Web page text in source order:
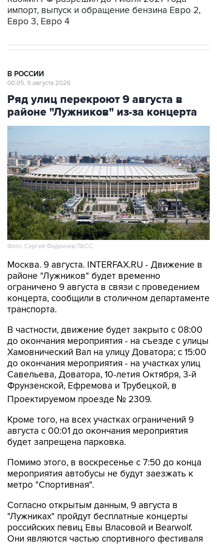
Ряд улиц перекроют 9 августа в
районе "Лужников" из-за концерта
Фото: Сергей Фадеичев/ТАСС
Москва. 9 августа. INTERFAX.RU - Движение в
ограничено 9 августа в связи с проведением
концерта, сообщили в столичном департаменте
транспорта.
В частности, движение будет закрыто с 08:00
Хамовнический Вал на улицу Доватора; с 15:00
до окончания мероприятия - на участках улиц
Савельева, Доватора, 10-летия Октября, 3-й
Фрунзенской, Ефремова и Трубецкой, в
Проектируемом проезде № 2309.
Кроме того, на всех участках ограничений 9
будет запрещена парковка.
Помимо этого, в воскресенье с 7:50 до конца
метро "Спортивная".
Согласно открытым данным, 9 августа в
российских певиц Евы Власовой и Bearwolf.
Они являются частью спортивного фестиваля
и фестиваля спортивных единоборств.